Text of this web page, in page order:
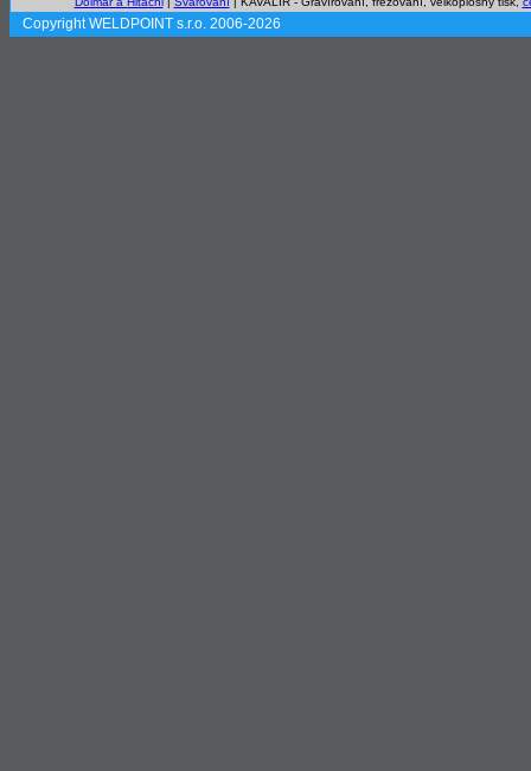
Copyright WELDPOINT s.r.o. 2006-2026